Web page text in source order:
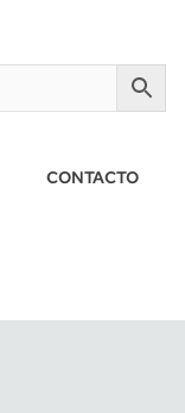
CONTACTO